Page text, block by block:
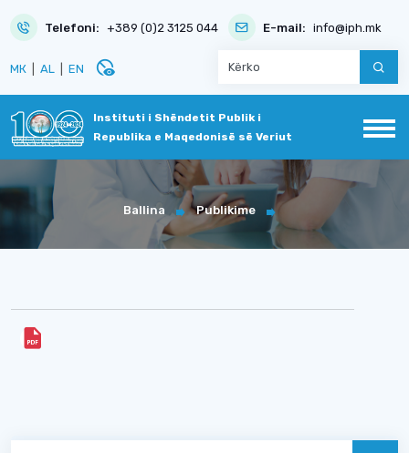
Telefoni: +389 (0)2 3125 044 E-mail: info@iph.mk
МК AL EN disabled_visible
Instituti i Shëndetit Publik i
Republika e Maqedonisë së Veriut
Ballina Publikime